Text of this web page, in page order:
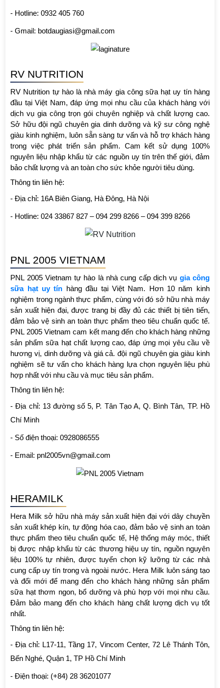
- Hotline: 0932 405 760
- Gmail: botdaugiasi@gmail.com
RV NUTRITION
RV Nutrition tự hào là nhà máy gia công sữa hạt uy tín hàng
đầu tại Việt Nam, đáp ứng mọi nhu cầu của khách hàng với
dịch vụ gia công trọn gói chuyên nghiệp và chất lượng cao.
Sở hữu đội ngũ chuyên gia dinh dưỡng và kỹ sư công nghệ
giàu kinh nghiệm, luôn sẵn sàng tư vấn và hỗ trợ khách hàng
trong việc phát triển sản phẩm. Cam kết sử dụng 100%
nguyên liệu nhập khẩu từ các nguồn uy tín trên thế giới, đảm
bảo chất lượng và an toàn cho sức khỏe người tiêu dùng.
Thông tin liên hệ:
- Địa chỉ: 16A Biên Giang, Hà Đông, Hà Nội
- Hotline: 024 33867 827 – 094 299 8266 – 094 399 8266
PNL 2005 VIETNAM
PNL 2005 Vietnam tự hào là nhà cung cấp dịch vụ gia công
sữa hạt uy tín hàng đầu tại Việt Nam. Hơn 10 năm kinh
nghiệm trong ngành thực phẩm, cùng với đó sở hữu nhà máy
sản xuất hiện đại, được trang bị đầy đủ các thiết bị tiên tiến,
đảm bảo vệ sinh an toàn thực phẩm theo tiêu chuẩn quốc tế.
PNL 2005 Vietnam cam kết mang đến cho khách hàng những
sản phẩm sữa hạt chất lượng cao, đáp ứng mọi yêu cầu về
hương vị, dinh dưỡng và giá cả. đội ngũ chuyên gia giàu kinh
nghiệm sẽ tư vấn cho khách hàng lựa chọn nguyên liệu phù
hợp nhất với nhu cầu và mục tiêu sản phẩm.
Thông tin liên hệ:
- Địa chỉ: 13 đường số 5, P. Tân Tạo A, Q. Bình Tân, TP. Hồ
Chí Minh
- Số điện thoại: 0928086555
- Email: pnl2005vn@gmail.com
HERAMILK
Hera Milk sở hữu nhà máy sản xuất hiện đại với dây chuyền
sản xuất khép kín, tự động hóa cao, đảm bảo vệ sinh an toàn
thực phẩm theo tiêu chuẩn quốc tế, Hệ thống máy móc, thiết
bị được nhập khẩu từ các thương hiệu uy tín, nguồn nguyên
liệu 100% tự nhiên, được tuyển chọn kỹ lưỡng từ các nhà
cung cấp uy tín trong và ngoài nước. Hera Milk luôn sáng tạo
và đổi mới để mang đến cho khách hàng những sản phẩm
sữa hạt thơm ngon, bổ dưỡng và phù hợp với mọi nhu cầu.
Đảm bảo mang đến cho khách hàng chất lượng dịch vụ tốt
nhất.
Thông tin liên hệ:
- Địa chỉ: L17-11, Tầng 17, Vincom Center, 72 Lê Thánh Tôn,
Bến Nghé, Quận 1, TP Hồ Chí Minh
- Điện thoại: (+84) 28 36201077